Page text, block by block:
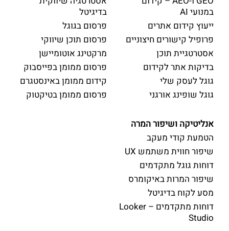
במנועי AI
ייעוץ קידום אתרים
פרופיל קישורים חיצוניים
אסטרטגיית תוכן
בדיקות אתר לקידום
גוגל לעסק שלי
גוגל שופינג אורגני
בדיגיטל
פרסום בגוגל
פרסום תוכן שיווקי
מרקטינג אוטומיישן
פרסום ממומן בפייסבוק
קידום ממומן באינסטגרם
פרסום ממומן בטיקטוק
אנליטיקה ושיפור המרה
הטמעת קודי מעקב
שיפור חווית משתמש UX
דוחות גוגל מתקדמים
שיפור המרות באיקומרס
מסע לקוח בדיגיטל
דוחות מתקדמים – Looker
Studio